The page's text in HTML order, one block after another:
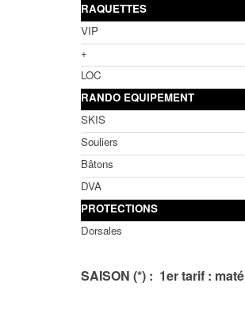
RAQUETTES
VIP
+
LOC
RANDO EQUIPEMENT
SKIS
Souliers
Bâtons
DVA
PROTECTIONS
Dorsales
SAISON (*) : 1er tarif :